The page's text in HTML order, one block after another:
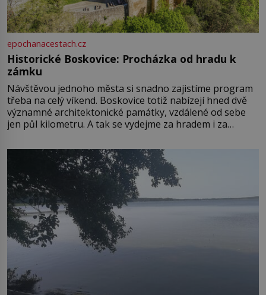
epochanacestach.cz
Historické Boskovice: Procházka od hradu k
zámku
Návštěvou jednoho města si snadno zajistíme program
třeba na celý víkend. Boskovice totiž nabízejí hned dvě
významné architektonické památky, vzdálené od sebe
jen půl kilometru. A tak se vydejme za hradem i za
Boskovice na okraji Drahanské vrchoviny vznikla někdy
ve13. století, a už v roce 1313 kronikáři zaznamenali